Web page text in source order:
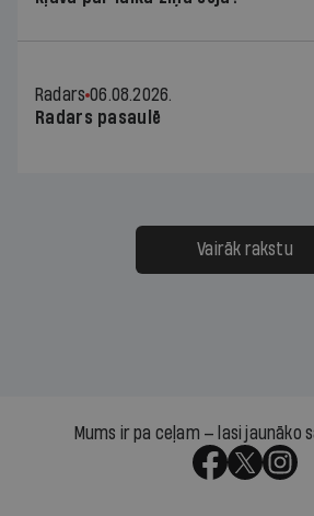
Radars 06.08.2026.
Radars pasaulē
Vairāk rakstu
Mums ir pa ceļam — lasi jaunāko